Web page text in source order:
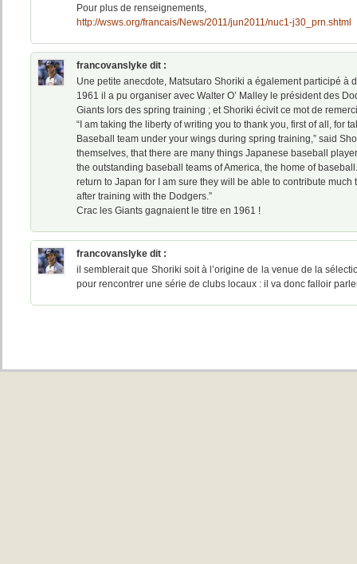
Pour plus de renseignements,
http://wsws.org/francais/News/2011/jun2011/nuc1-j30_prn.shtml
francovanslyke dit :
Une petite anecdote, Matsutaro Shoriki a également participé à
1961 il a pu organiser avec Walter O’ Malley le président des
Giants lors des spring training ; et Shoriki écivit ce mot de
“I am taking the liberty of writing you to thank you, first of all, for
Baseball team under your wings during spring training,” said
themselves, that there are many things Japanese baseball
the outstanding baseball teams of America, the home of
return to Japan for I am sure they will be able to contribute
after training with the Dodgers.”
Crac les Giants gagnaient le titre en 1961 !
francovanslyke dit :
il semblerait que Shoriki soit à l’origine de la venue de la
pour rencontrer une série de clubs locaux : il va donc falloir